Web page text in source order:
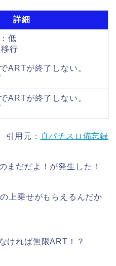
詳細
低
行
ARTが終了しない。
ARTが終了しない。
引用元： 真パチスロ備忘録
まだだよ！が発生した！
上乗せがもらえるんだか
ければ無限ART！？